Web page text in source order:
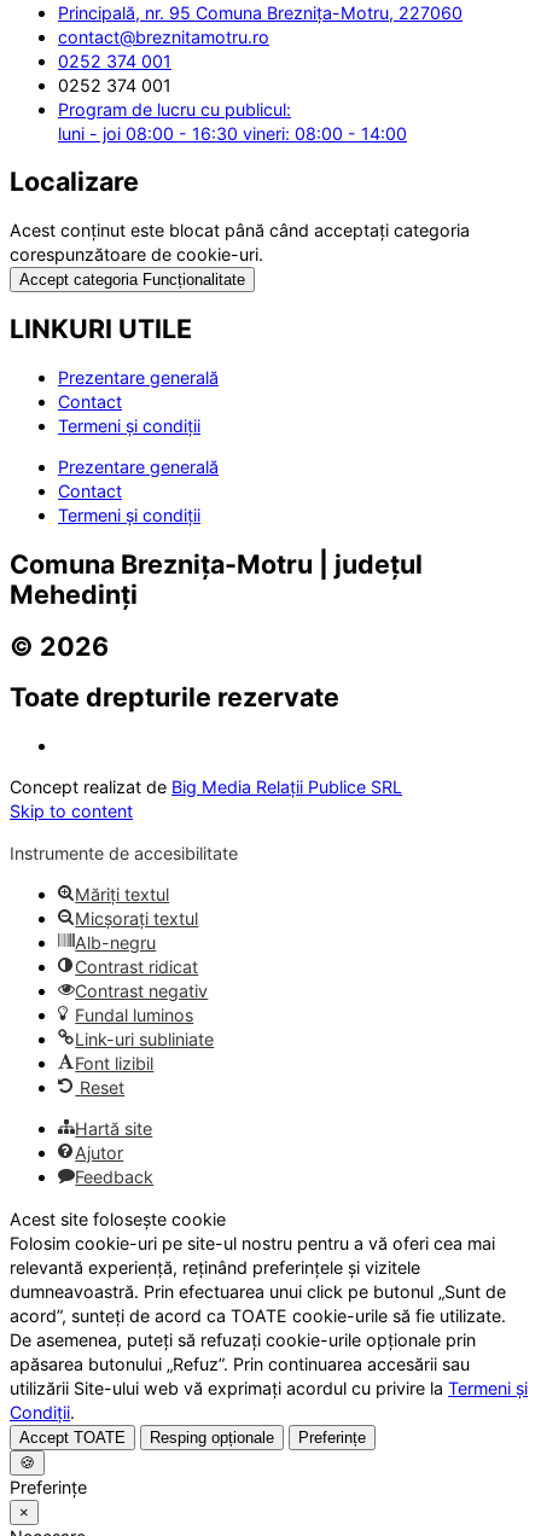
Principală, nr. 95 Comuna Breznița-Motru, 227060
contact@breznitamotru.ro
0252 374 001
0252 374 001
Program de lucru cu publicul:
luni - joi 08:00 - 16:30 vineri: 08:00 - 14:00
Localizare
Acest conținut este blocat până când acceptați categoria
corespunzătoare de cookie-uri.
Accept categoria Funcționalitate
LINKURI UTILE
Prezentare generală
Contact
Termeni și condiții
Prezentare generală
Contact
Termeni și condiții
Comuna Breznița-Motru | județul
Mehedinți
© 2026
Toate drepturile rezervate
Concept realizat de Big Media Relații Publice SRL
Skip to content
Instrumente de accesibilitate
Măriți textul
Micșorați textul
Alb-negru
Contrast ridicat
Contrast negativ
Fundal luminos
Link-uri subliniate
Font lizibil
Reset
Hartă site
Ajutor
Feedback
Acest site folosește cookie
Folosim cookie-uri pe site-ul nostru pentru a vă oferi cea mai
relevantă experiență, reținând preferințele și vizitele
dumneavoastră. Prin efectuarea unui click pe butonul „Sunt de
acord”, sunteți de acord ca TOATE cookie-urile să fie utilizate.
De asemenea, puteți să refuzați cookie-urile opționale prin
apăsarea butonului „Refuz”. Prin continuarea accesării sau
utilizării Site-ului web vă exprimați acordul cu privire la Termeni și
Condiții.
Accept TOATE Resping opționale
Preferințe
🍪
Preferințe
×